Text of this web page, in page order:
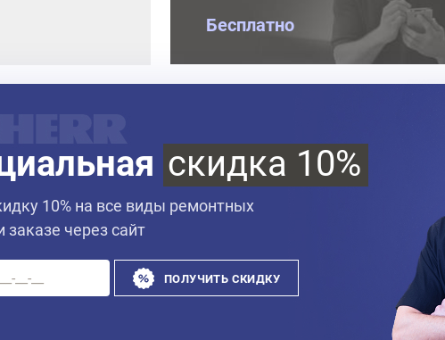
Бесплатно
скидка 10%
10% на все виды ремонтных
заказе через сайт
ПОЛУЧИТЬ СКИДКУ